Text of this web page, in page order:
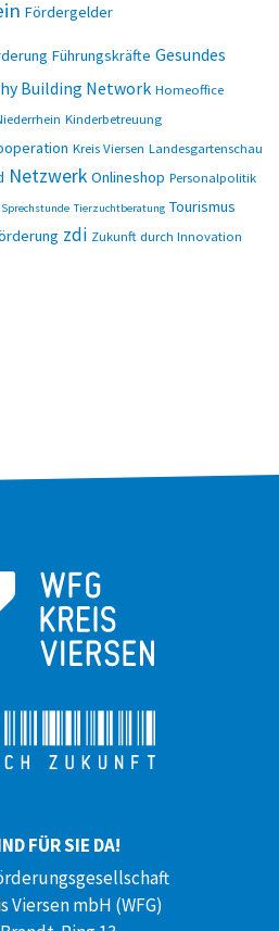
Fördergelder
Führungskräfte Gesundes
Building Network Homeoffice
Kinderbetreuung
Kreis Viersen Landesgartenschau
Netzwerk Onlineshop Personalpolitik
Sprechstunde Tierzuchtberatung Tourismus
zdi Zukunft durch Innovation
FÜR SIE DA!
Viersen mbH (WFG)